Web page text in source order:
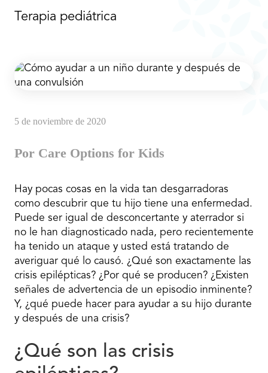
Terapia pediátrica
5 de noviembre de 2020
Por Care Options for Kids
Hay pocas cosas en la vida tan desgarradoras
como descubrir que tu hijo tiene una enfermedad.
Puede ser igual de desconcertante y aterrador si
no le han diagnosticado nada, pero recientemente
ha tenido un ataque y usted está tratando de
averiguar qué lo causó. ¿Qué son exactamente las
crisis epilépticas? ¿Por qué se producen? ¿Existen
señales de advertencia de un episodio inminente?
Y, ¿qué puede hacer para ayudar a su hijo durante
y después de una crisis?
¿Qué son las crisis